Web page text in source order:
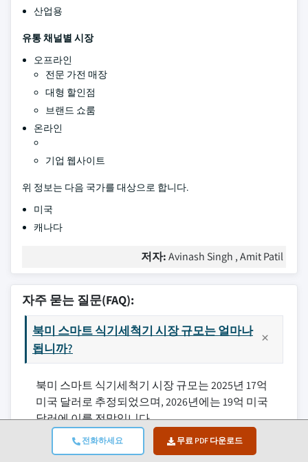
전화하세요 무료 PDF 다운로드
산업용
유통 채널별 시장
오프라인
전문 가전 매장
대형 할인점
브랜드 쇼룸
온라인
기업 웹사이트
위 정보는 다음 국가를 대상으로 합니다.
미국
캐나다
저자:Avinash Singh , Amit Patil
자주 묻는 질문(FAQ):
북미 스마트 식기세척기 시장 규모는 얼마나
됩니까?
북미 스마트 식기세척기 시장 규모는 2025년 17억
미국 달러로 추정되었으며, 2026년에는 19억 미국
달러에 이를 전망입니다.
2035년 북미 스마트 식기세척기 시장 전망은